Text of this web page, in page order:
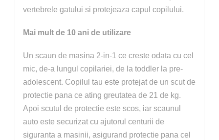
vertebrele gatului si protejeaza capul copilului.
Mai mult de 10 ani de utilizare
Un scaun de masina 2-in-1 ce creste odata cu cel
mic, de-a lungul copilariei, de la toddler la pre-
adolescent. Copilul tau este protejat de un scut de
protectie pana ce ating greutatea de 21 de kg.
Apoi scutul de protectie este scos, iar scaunul
auto este securizat cu ajutorul centurii de
siguranta a masinii, asigurand protectie pana cel